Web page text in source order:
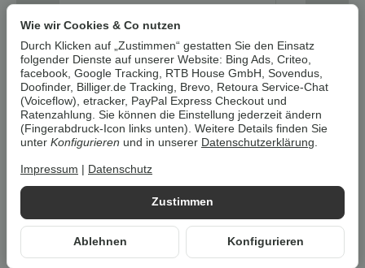
Cookies erlauben
Artikelnummer:
4335815035821Z1
HAN: 100382968001
, vermeiden wir aufwendige
Zustimmen
Ablehnen Konfigurieren
Wie wir Cookies & Co nutzen
Durch Klicken auf „Zustimmen“ gestatten Sie den Einsatz
folgender Dienste auf unserer Website: Bing Ads, Criteo,
facebook, Google Tracking, RTB House GmbH, Sovendus,
Doofinder, Billiger.de Tracking, Brevo, Retoura Service-Chat
(Voiceflow), etracker, PayPal Express Checkout und
Ratenzahlung. Sie können die Einstellung jederzeit ändern
(Fingerabdruck-Icon links unten). Weitere Details finden Sie
unter Konfigurieren und in unserer Datenschutzerklärung.
Impressum Datenschutz